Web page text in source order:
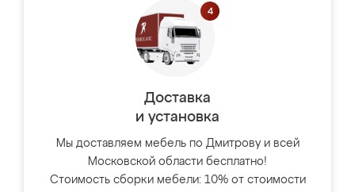
Доставка
и установка
Мы доставляем мебель по Дмитрову и всей
Московской области бесплатно!
Стоимость сборки мебели: 10% от стоимости